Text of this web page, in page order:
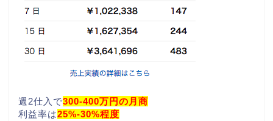
週2仕入で300-400万円の月商
利益率は25%-30%程度